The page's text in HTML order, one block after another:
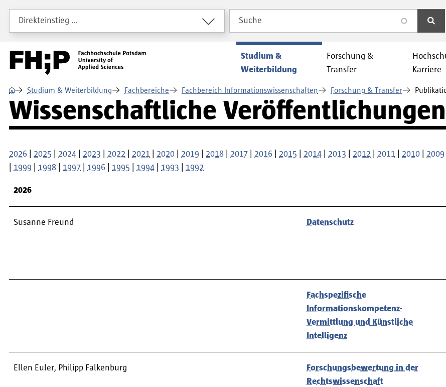
Direkt zum Inhalt
Direkt zur Hauptnavigation
Direkt zum Fußbereich
Direkteinstieg …
Suche
search
Studium &
Weiterbildung
Forschung &
Transfer
Karriere
⌂ Studium & Weiterbildung Fachbereiche Fachbereich Informationswissenschaften Forschung & Transfer
Wissenschaftliche
2026 2025 2024 2023 2022 2021 2020 2019 2018 2017 2016 2015 2014 2013 2012 2011 2010 2009
1999 1998 1997 1996 1995 1994 1993 1992
2026
Susanne Freund Datenschutz
Fachspezifische
Informationskompetenz-
Vermittlung und Künstliche
Intelligenz
Ellen Euler, Philipp Falkenburg
Forschungsbewertung in der
Rechtswissenschaft